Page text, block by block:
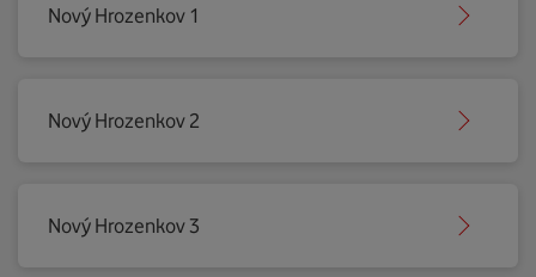
Nový Hrozenkov 1
Nový Hrozenkov 2
Nový Hrozenkov 3